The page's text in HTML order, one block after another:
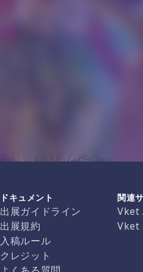
ドキュメント
出展ガイドライン
出展規約
入稿ルール
クレジット
関連
Vket
Vket